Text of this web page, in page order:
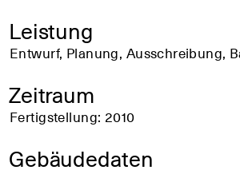
Leistung
Entwurf, Planung, Ausschreibung,
Zeitraum
Fertigstellung: 2010
Gebäudedaten